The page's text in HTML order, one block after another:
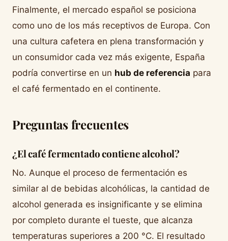
Finalmente, el mercado español se posiciona
como uno de los más receptivos de Europa. Con
una cultura cafetera en plena transformación y
un consumidor cada vez más exigente, España
podría convertirse en un hub de referencia para
el café fermentado en el continente.
Preguntas frecuentes
¿El café fermentado contiene alcohol?
No. Aunque el proceso de fermentación es
similar al de bebidas alcohólicas, la cantidad de
alcohol generada es insignificante y se elimina
por completo durante el tueste, que alcanza
temperaturas superiores a 200 °C. El resultado